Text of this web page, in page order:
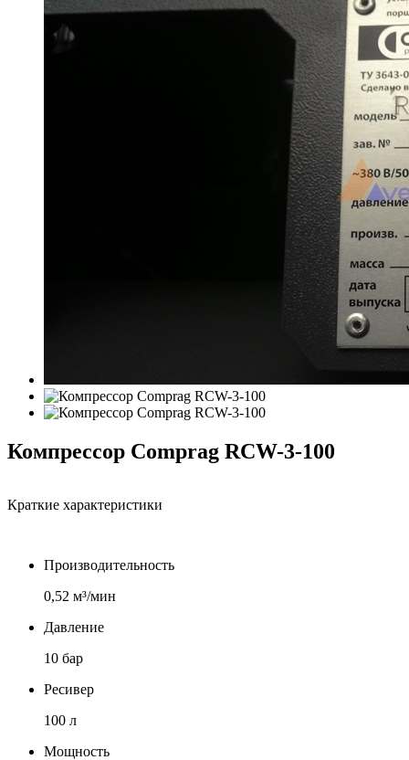
Компрессор Comprag RCW-3-100
Краткие характеристики
Производительность
0,52 м³/мин
Давление
10 бар
Ресивер
100 л
Мощность